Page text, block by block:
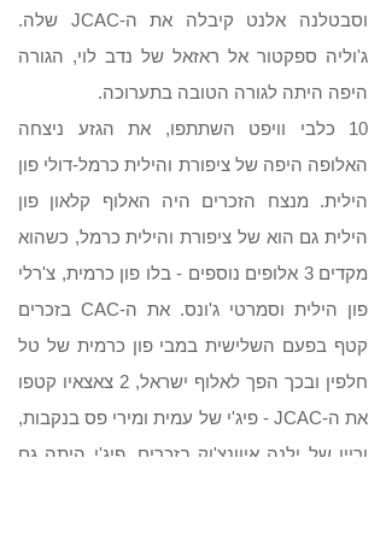
וסבטלנה אלנט קיבלה את ה-JCAC שלה.
ג'וליה ספקטור אל ראזאל של נדב לוי, הגורה
היפה היתה לגורה הטובה בתערוכה.
10 כלבי וויפט השתתפו, את הגזע ניצחה
האלופה היפה של ציפורת והילית כרמל-דולי פון
הילית. מנצח הזכרים היה האלוף קלאון פון
הילית גם הוא של ציפורת והילית כרמל, כשהוא
מקדים 3 אלופים נוספים - בלו פון כרמית, צ'רלי
פון הילית וסמרטי ג'ונס. את ה-CAC בזכרים
קטף בפעם השלישית במבי פון כרמית של טל
חלפין ובכך הפך לאלוף ישראל, 2 צאצאיו קטפו
את ה-JCAC - פיג'י של עמית ומירי פס בנקבות,
וריין של ילנה איוונצ'וק בזכרים, פיג'י היתה גם